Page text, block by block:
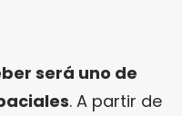
será uno de
. A partir de